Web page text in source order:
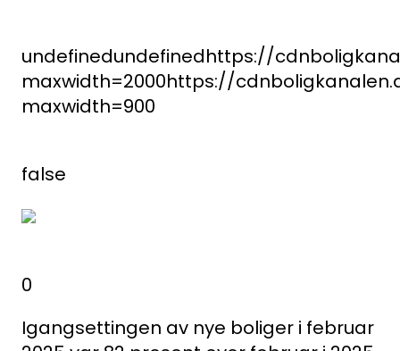
Aktuelt
Om Norsk takst
Logg inn
Kontakt oss
adm@norsktakst.no
Besøksadresse:
undefinedundefinedhttps://
maxwidth=2000https://
maxwidth=900
false
0
Igangsettingen av nye boliger i februar